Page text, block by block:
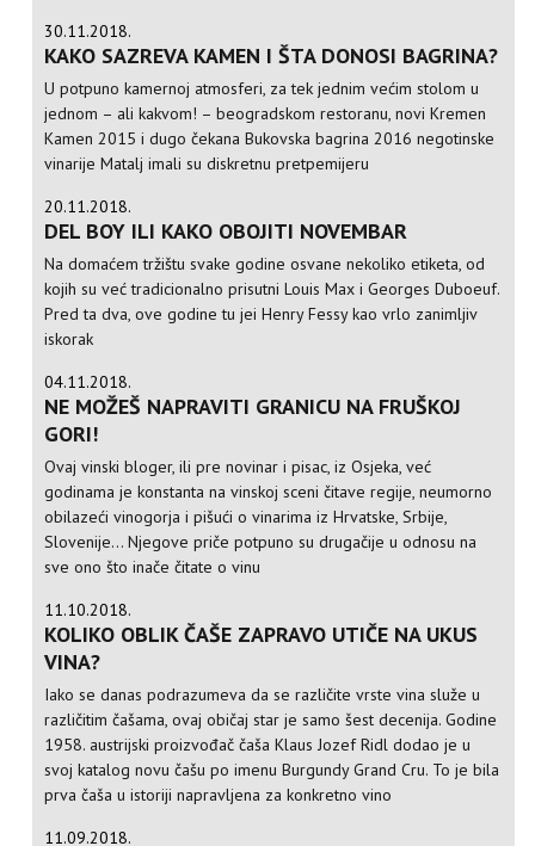
30.11.2018.
KAKO SAZREVA KAMEN I ŠTA DONOSI BAGRINA?
U potpuno kamernoj atmosferi, za tek jednim većim stolom u
jednom – ali kakvom! – beogradskom restoranu, novi Kremen
Kamen 2015 i dugo čekana Bukovska bagrina 2016 negotinske
vinarije Matalj imali su diskretnu pretpemijeru
20.11.2018.
DEL BOY ILI KAKO OBOJITI NOVEMBAR
Na domaćem tržištu svake godine osvane nekoliko etiketa, od
kojih su već tradicionalno prisutni Louis Max i Georges Duboeuf.
Pred ta dva, ove godine tu jei Henry Fessy kao vrlo zanimljiv
iskorak
04.11.2018.
NE MOŽEŠ NAPRAVITI GRANICU NA FRUŠKOJ
GORI!
Ovaj vinski bloger, ili pre novinar i pisac, iz Osjeka, već
godinama je konstanta na vinskoj sceni čitave regije, neumorno
obilazeći vinogorja i pišući o vinarima iz Hrvatske, Srbije,
Slovenije... Njegove priče potpuno su drugačije u odnosu na
sve ono što inače čitate o vinu
11.10.2018.
KOLIKO OBLIK ČAŠE ZAPRAVO UTIČE NA UKUS
VINA?
Iako se danas podrazumeva da se različite vrste vina služe u
različitim čašama, ovaj običaj star je samo šest decenija. Godine
1958. austrijski proizvođač čaša Klaus Jozef Ridl dodao je u
svoj katalog novu čašu po imenu Burgundy Grand Cru. To je bila
prva čaša u istoriji napravljena za konkretno vino
11.09.2018.